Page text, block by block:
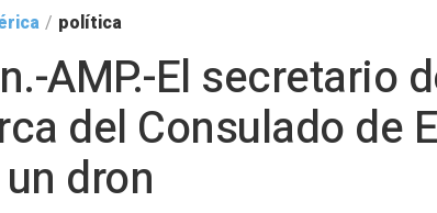
/ política
AMP.-El secretario
del Consulado de
dron